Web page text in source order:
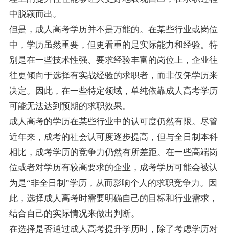
中脱颖而出。
但是，成人高考学历并不是万能的。在某些行业或岗位
中，学历虽然重要，但更看重的是实际能力和经验。特
别是在一些技术性强、要求经验丰富的岗位上，企业往
往更倾向于选择有实战经验的求职者，而非仅凭学历来
决定。因此，在一些特定领域，单纯依靠成人高考学历
可能无法达到预期的求职效果。
成人高考的学历在某些行业中的认可度仍然有限。尽管
近年来，成考的社会认可度逐步提高，但与全日制本科
相比，成考学历的竞争力仍然有所差距。在一些高端岗
位或者对学历有较高要求的企业，成考学历可能会被认
为是“非全日制”学历，从而影响个人的求职竞争力。因
此，选择成人高考时需要明确自己的目标和行业需求，
结合自己的实际情况来做出判断。
在选择是否通过成人高考提升学历时，除了考虑学历对